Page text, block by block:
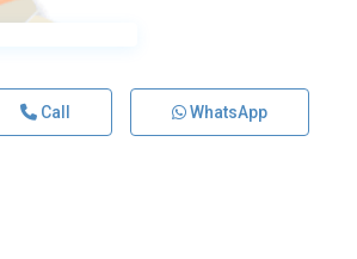
Call WhatsApp